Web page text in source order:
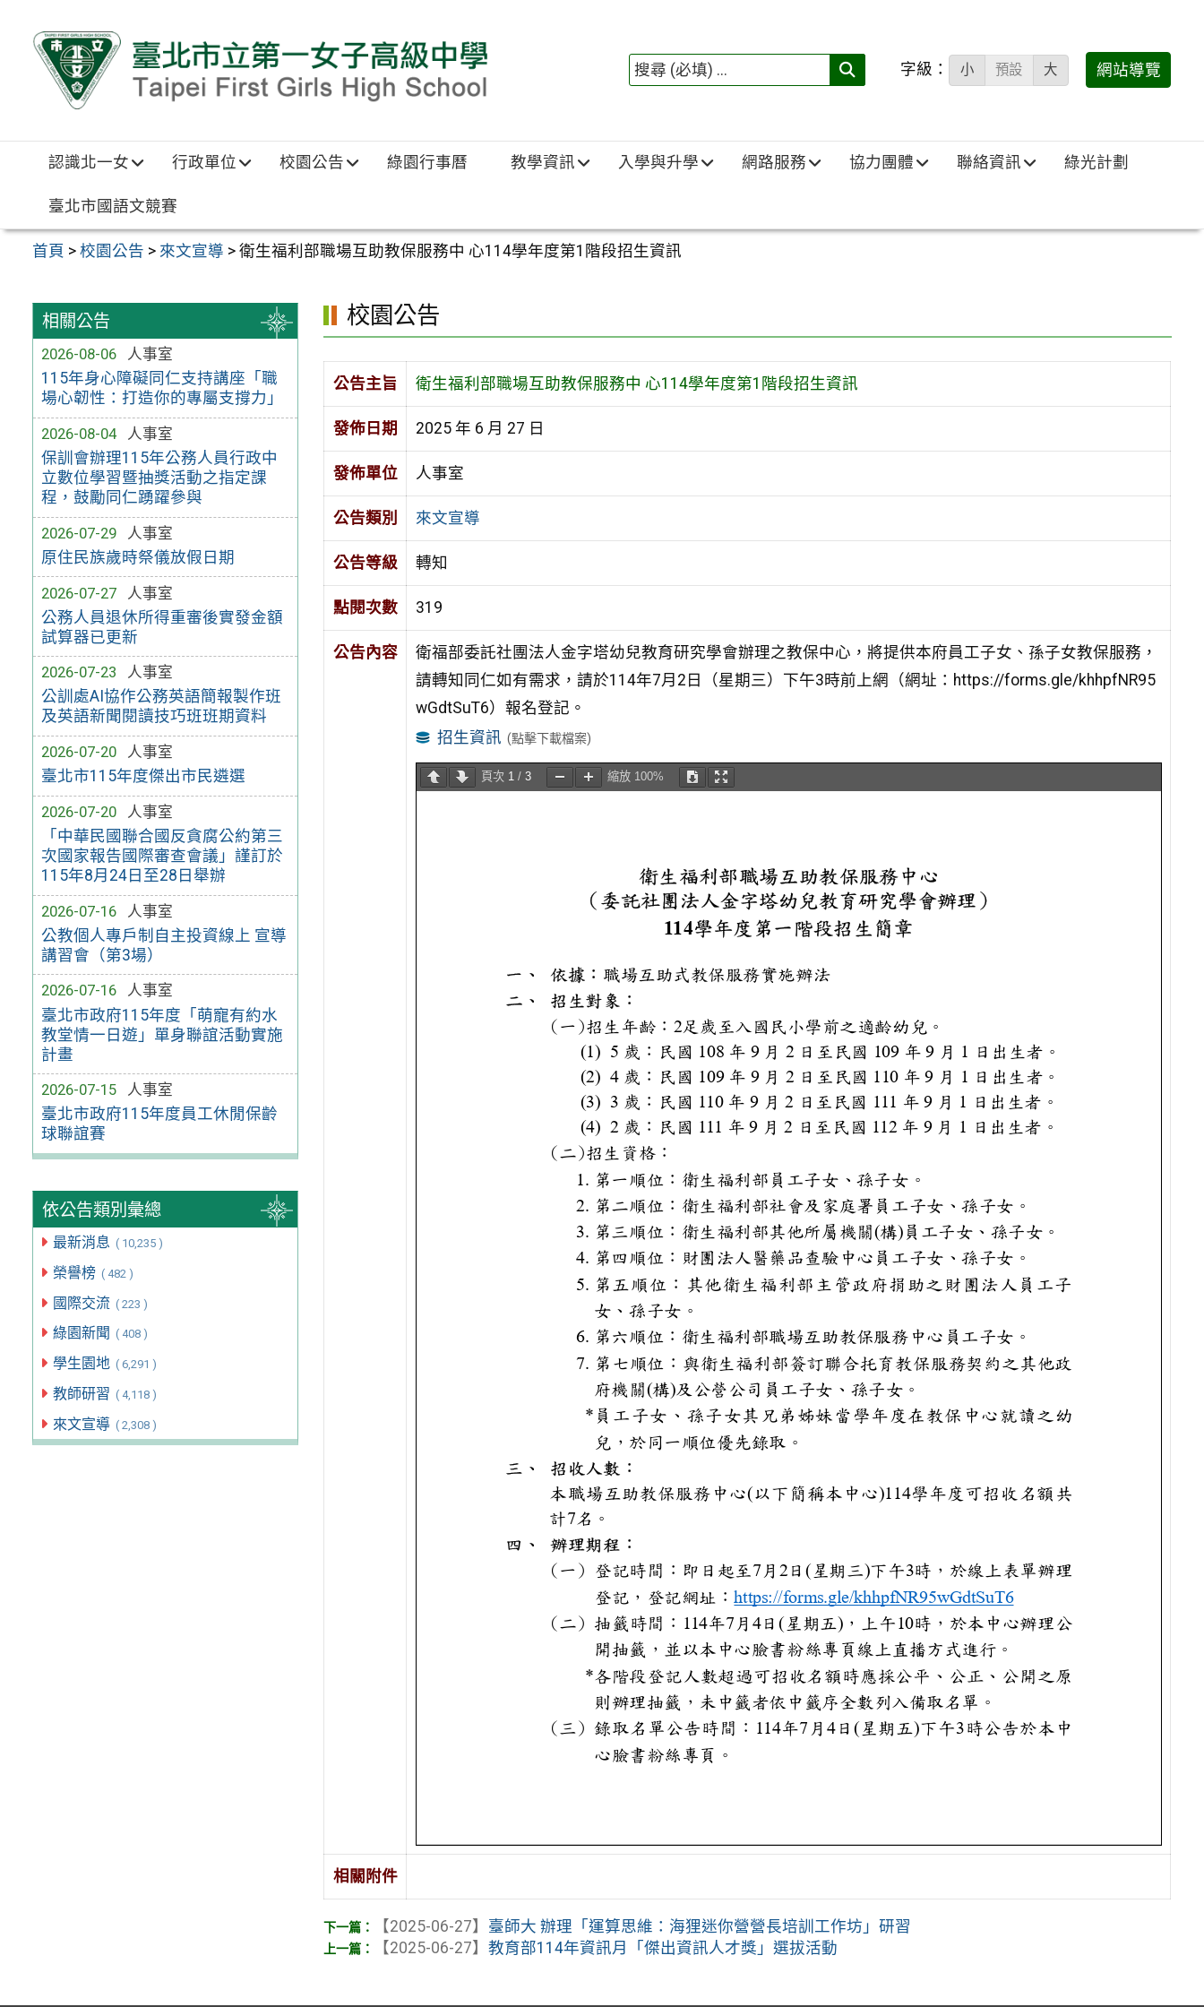
搜
填)：
字級： 小 預設 大 網站導覽
認識北一女 行政單位 校園公告 綠園行事曆 教學資訊 入學與升學 網路服務 協力團體 聯絡資訊 綠光計劃
臺北市國語文競賽
首頁 >校園公告 > 來文宣導 >衛生福利部職場互助教保服務中 心114學年度第1階段招生資訊
相關公告
2026-08-06
人事室
115年身心障礙同仁支持講座「職
場心韌性：打造你的專屬支撐力」
2026-08-04
人事室
保訓會辦理115年公務人員行政中
立數位學習暨抽獎活動之指定課
程，鼓勵同仁踴躍參與
2026-07-29
人事室
原住民族歲時祭儀放假日期
2026-07-27
人事室
公務人員退休所得重審後實發金額
試算器已更新
2026-07-23
人事室
公訓處AI協作公務英語簡報製作班
及英語新聞閱讀技巧班班期資料
2026-07-20
人事室
臺北市115年度傑出市民遴選
2026-07-20
人事室
「中華民國聯合國反貪腐公約第三
次國家報告國際審查會議」謹訂於
115年8月24日至28日舉辦
2026-07-16
人事室
公教個人專戶制自主投資線上 宣導
講習會（第3場）
2026-07-16
人事室
臺北市政府115年度「萌寵有約水
教堂情一日遊」單身聯誼活動實施
計畫
2026-07-15
人事室
臺北市政府115年度員工休閒保齡
球聯誼賽
依公告類別彙總
最新消息 ( 10,235 )
榮譽榜 ( 482 )
國際交流 ( 223 )
綠園新聞 ( 408 )
學生園地 ( 6,291 )
教師研習 ( 4,118 )
來文宣導 ( 2,308 )
校園公告
公告主旨 衛生福利部職場互助教保服務中 心114學年度第1階段招生資訊
發佈日期 2025 年 6 月 27 日
發佈單位 人事室
公告類別 來文宣導
公告等級 轉知
點閱次數 319
公告內容
衛福部委託社團法人金字塔幼兒教育研究學會辦理之教保中心，將提供本府員工子女、孫子女教保服務，
請轉知同仁如有需求，請於114年7月2日（星期三）下午3時前上網（網址：https://forms.gle/khhpfNR95
wGdtSuT6）報名登記。
招生資訊 (點擊下載檔案)
頁次 1/ 3 縮放 100%
相關附件
【2025-06-27】 臺師大 辦理「運算思維：海狸迷你營營長培訓工作坊」研習
【2025-06-27】教育部114年資訊月「傑出資訊人才獎」選拔活動